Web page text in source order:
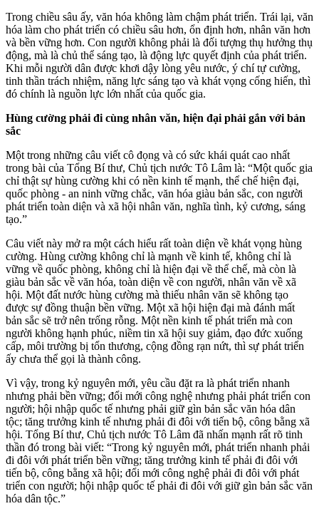
Trong chiều sâu ấy, văn hóa không làm chậm phát triển. Trái lại, văn
hóa làm cho phát triển có chiều sâu hơn, ổn định hơn, nhân văn hơn
và bền vững hơn. Con người không phải là đối tượng thụ hưởng thụ
động, mà là chủ thể sáng tạo, là động lực quyết định của phát triển.
Khi mỗi người dân được khơi dậy lòng yêu nước, ý chí tự cường,
tinh thần trách nhiệm, năng lực sáng tạo và khát vọng cống hiến, thì
đó chính là nguồn lực lớn nhất của quốc gia.
Hùng cường phải đi cùng nhân văn, hiện đại phải gắn với bản
sắc
Một trong những câu viết cô đọng và có sức khái quát cao nhất
trong bài của Tổng Bí thư, Chủ tịch nước Tô Lâm là: “Một quốc gia
chỉ thật sự hùng cường khi có nền kinh tế mạnh, thể chế hiện đại,
quốc phòng - an ninh vững chắc, văn hóa giàu bản sắc, con người
phát triển toàn diện và xã hội nhân văn, nghĩa tình, kỷ cương, sáng
tạo.”
Câu viết này mở ra một cách hiểu rất toàn diện về khát vọng hùng
cường. Hùng cường không chỉ là mạnh về kinh tế, không chỉ là
vững về quốc phòng, không chỉ là hiện đại về thể chế, mà còn là
giàu bản sắc về văn hóa, toàn diện về con người, nhân văn về xã
hội. Một đất nước hùng cường mà thiếu nhân văn sẽ không tạo
được sự đồng thuận bền vững. Một xã hội hiện đại mà đánh mất
bản sắc sẽ trở nên trống rỗng. Một nền kinh tế phát triển mà con
người không hạnh phúc, niềm tin xã hội suy giảm, đạo đức xuống
cấp, môi trường bị tổn thương, cộng đồng rạn nứt, thì sự phát triển
ấy chưa thể gọi là thành công.
Vì vậy, trong kỷ nguyên mới, yêu cầu đặt ra là phát triển nhanh
nhưng phải bền vững; đổi mới công nghệ nhưng phải phát triển con
người; hội nhập quốc tế nhưng phải giữ gìn bản sắc văn hóa dân
tộc; tăng trưởng kinh tế nhưng phải đi đôi với tiến bộ, công bằng xã
hội. Tổng Bí thư, Chủ tịch nước Tô Lâm đã nhấn mạnh rất rõ tinh
thần đó trong bài viết: “Trong kỷ nguyên mới, phát triển nhanh phải
đi đôi với phát triển bền vững; tăng trưởng kinh tế phải đi đôi với
tiến bộ, công bằng xã hội; đổi mới công nghệ phải đi đôi với phát
triển con người; hội nhập quốc tế phải đi đôi với giữ gìn bản sắc văn
hóa dân tộc.”